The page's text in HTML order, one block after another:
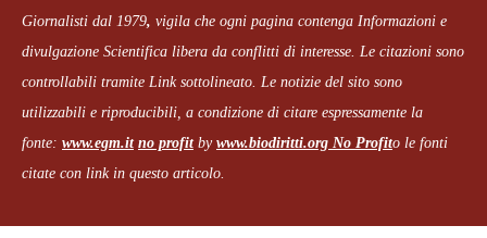
Giornalisti dal 1979, vigila che ogni pagina contenga Informazioni e
divulgazione Scientifica libera da conflitti di interesse. Le citazioni sono
controllabili tramite Link sottolineato. Le notizie del sito sono
utilizzabili e riproducibili, a condizione di citare espressamente la
fonte: www.egm.it no profitby www.biodiritti.org No Profito le fonti
citate con link in questo articolo.